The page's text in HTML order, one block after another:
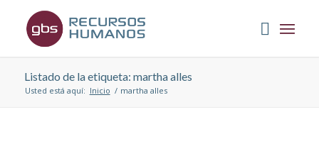
Listado de la etiqueta: martha alles
Usted está aquí: Inicio / martha alles